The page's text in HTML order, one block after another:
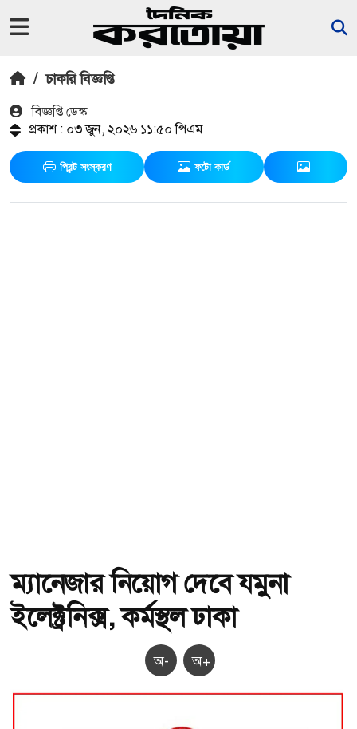
/ চাকরি বিজ্ঞপ্তি
বিজ্ঞপ্তি ডেস্ক
প্রকাশ : ০৩ জুন, ২০২৬ ১১:৫০ পিএম
প্রিন্ট সংস্করণ ফটো কার্ড
ম্যানেজার নিয়োগ দেবে যমুনা
ইলেক্ট্রনিক্স, কর্মস্থল ঢাকা
অ- অ+